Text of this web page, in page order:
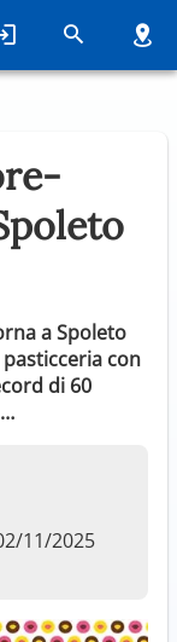
a Spoleto
pasticceria con
di 60
11/2025